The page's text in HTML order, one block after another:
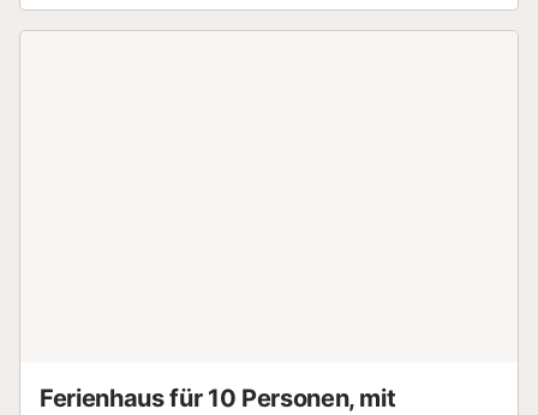
Ferienhaus für 10 Personen, mit